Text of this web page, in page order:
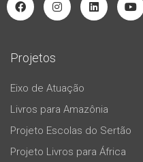
Projetos
Eixo de Atuação
Livros para Amazônia
Projeto Escolas do Sertão
Projeto Livros para África